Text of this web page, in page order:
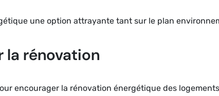
une option attrayante tant sur le plan
la rénovation
encourager la rénovation énergétique des